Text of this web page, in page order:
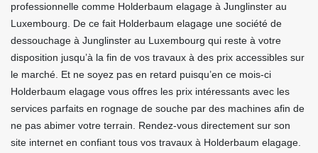
professionnelle comme Holderbaum elagage à Junglinster au
Luxembourg. De ce fait Holderbaum elagage une société de
dessouchage à Junglinster au Luxembourg qui reste à votre
disposition jusqu’à la fin de vos travaux à des prix accessibles sur
le marché. Et ne soyez pas en retard puisqu’en ce mois-ci
Holderbaum elagage vous offres les prix intéressants avec les
services parfaits en rognage de souche par des machines afin de
ne pas abimer votre terrain. Rendez-vous directement sur son
site internet en confiant tous vos travaux à Holderbaum elagage.